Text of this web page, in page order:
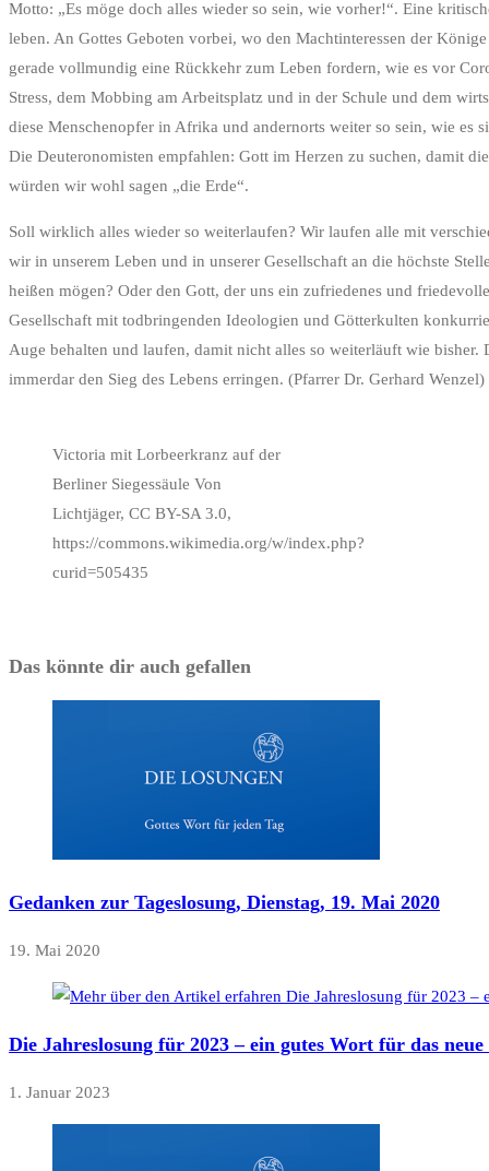
Motto: „Es möge doch alles wieder so sein, wie vorher!“. Eine
leben. An Gottes Geboten vorbei, wo den Machtinteressen der
gerade vollmundig eine Rückkehr zum Leben fordern, wie es vor
Stress, dem Mobbing am Arbeitsplatz und in der Schule und dem
diese Menschenopfer in Afrika und andernorts weiter so sein, wie es
Die Deuteronomisten empfahlen: Gott im Herzen zu suchen, damit
würden wir wohl sagen „die Erde“.
Soll wirklich alles wieder so weiterlaufen? Wir laufen alle mit
wir in unserem Leben und in unserer Gesellschaft an die höchste
heißen mögen? Oder den Gott, der uns ein zufriedenes und
Gesellschaft mit todbringenden Ideologien und Götterkulten
Auge behalten und laufen, damit nicht alles so weiterläuft wie
immerdar den Sieg des Lebens erringen. (Pfarrer Dr. Gerhard Wenzel)
Victoria mit Lorbeerkranz auf der
Berliner Siegessäule Von
Lichtjäger, CC BY-SA 3.0,
https://commons.wikimedia.org/w/index.php?
curid=505435
Das könnte dir auch gefallen
Gedanken zur Tageslosung, Dienstag, 19. Mai 2020
19. Mai 2020
Die Jahreslosung für 2023 – ein gutes Wort für das
1. Januar 2023